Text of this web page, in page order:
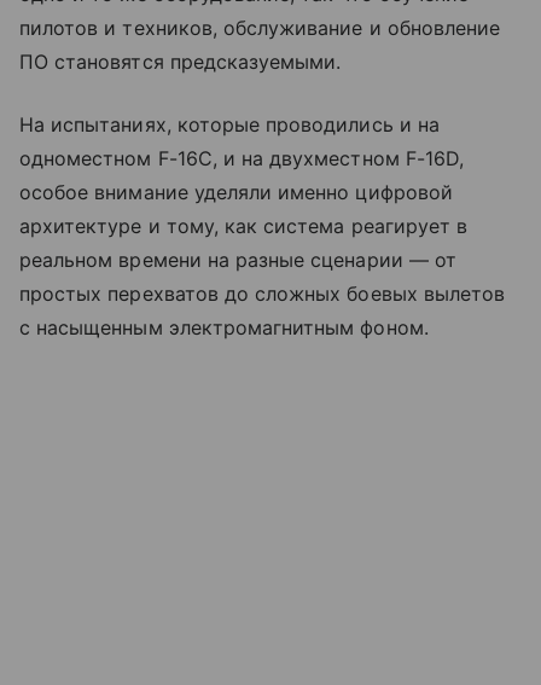
пилотов и техников, обслуживание и обновление
ПО становятся предсказуемыми.
На испытаниях, которые проводились и на
одноместном F-16C, и на двухместном F-16D,
особое внимание уделяли именно цифровой
архитектуре и тому, как система реагирует в
реальном времени на разные сценарии — от
простых перехватов до сложных боевых вылетов
с насыщенным электромагнитным фоном.